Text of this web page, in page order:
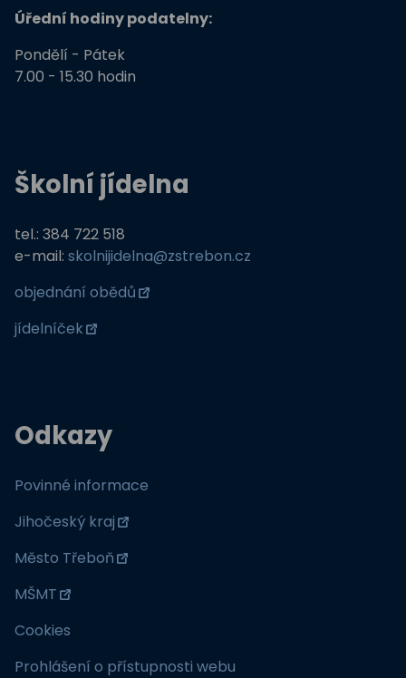
Úřední hodiny podatelny:
Pondělí - Pátek
7.00 - 15.30 hodin
Školní jídelna
tel.: 384 722 518
e-mail: skolnijidelna@zstrebon.cz
objednání obědů
jídelníček
Odkazy
Povinné informace
Jihočeský kraj
Město Třeboň
MŠMT
Cookies
Prohlášení o přístupnosti webu